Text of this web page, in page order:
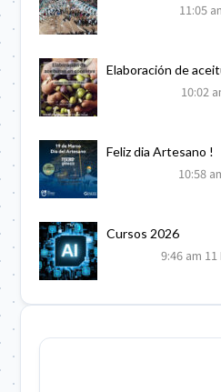
11:05
Elaboración de
10:02
Feliz dia Artesano !
10:58
Cursos 2026
9:46 am 11